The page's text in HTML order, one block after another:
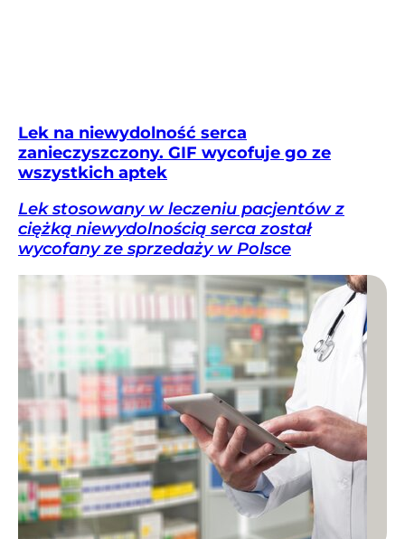
Lek na niewydolność serca
zanieczyszczony. GIF wycofuje go ze
wszystkich aptek
Lek stosowany w leczeniu pacjentów z
ciężką niewydolnością serca został
wycofany ze sprzedaży w Polsce